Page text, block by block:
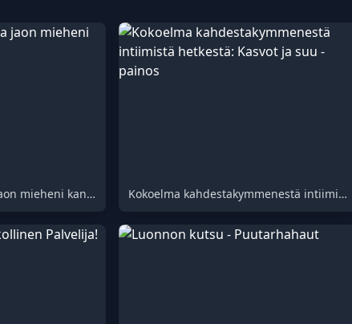
Aamun rituaali, jonka jaon mieheni kanssa Kokoelma kahdestakymmenestä intiimistä hetkestä: Kasvot ja suu -painos